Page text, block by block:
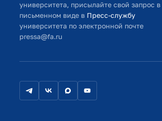
университета, присылайте свой запрос в
письменном виде в Пресс-службу
университета по электронной почте
pressa@fa.ru